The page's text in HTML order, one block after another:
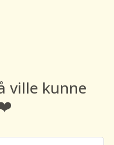
ville kunne